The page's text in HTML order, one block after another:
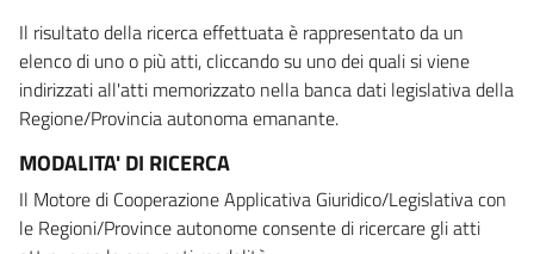
Il risultato della ricerca effettuata è rappresentato da un
elenco di uno o più atti, cliccando su uno dei quali si viene
indirizzati all'atti memorizzato nella banca dati legislativa della
Regione/Provincia autonoma emanante.
MODALITA' DI RICERCA
Il Motore di Cooperazione Applicativa Giuridico/Legislativa con
le Regioni/Province autonome consente di ricercare gli atti